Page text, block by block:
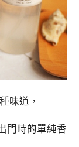
味道，
門時的單純香